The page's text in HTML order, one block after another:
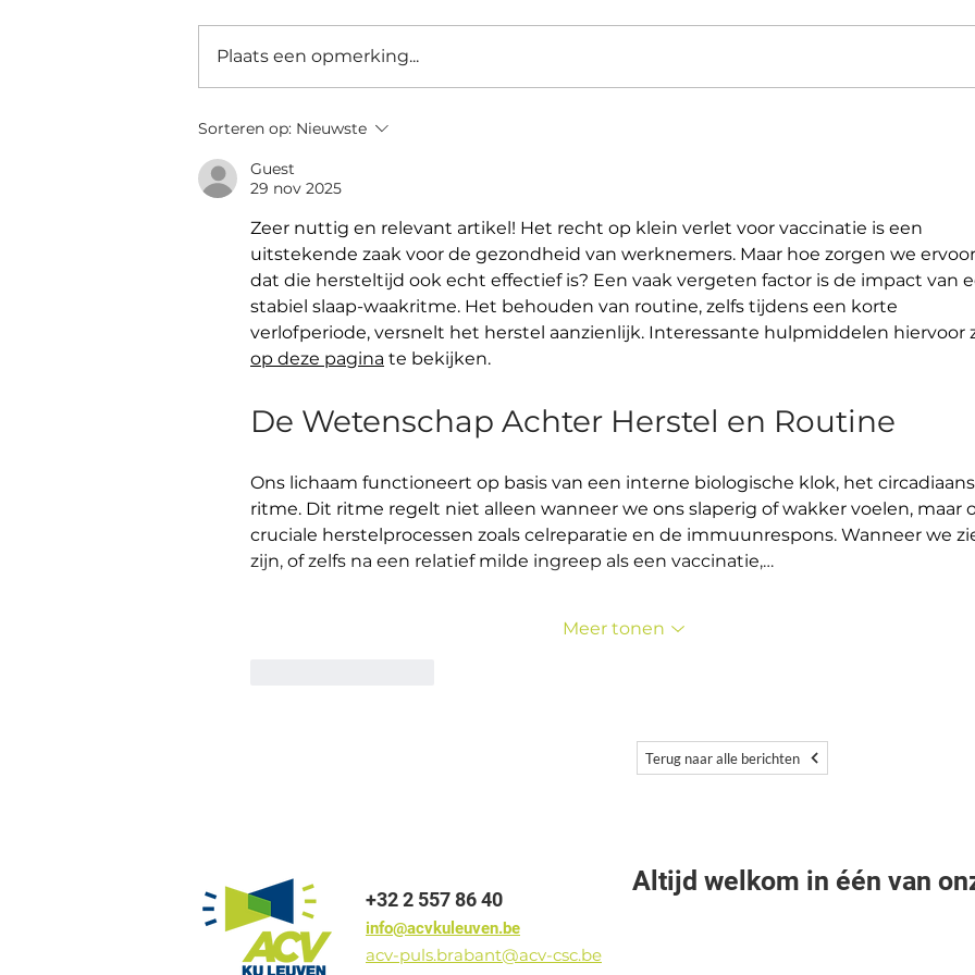
Het grote kandidaat-
Ziek
Plaats een opmerking...
Sorteren op: Nieuwste
Guest
29 nov 2025
Zeer nuttig en relevant artikel! Het recht op klein verlet voor vaccinatie is een
uitstekende zaak voor de gezondheid van werknemers. Maar hoe zorgen we ervoor
dat die hersteltijd ook echt effectief is? Een vaak vergeten factor is de impact van
stabiel slaap-waakritme. Het behouden van routine, zelfs tijdens een korte
verlofperiode, versnelt het herstel aanzienlijk. Interessante hulpmiddelen hiervoor
op deze pagina te bekijken.
De Wetenschap Achter Herstel en Routine
Ons lichaam functioneert op basis van een interne biologische klok, het
ritme. Dit ritme regelt niet alleen wanneer we ons slaperig of wakker voelen, maar
cruciale herstelprocessen zoals celreparatie en de immuunrespons. Wanneer we
zijn, of zelfs na een relatief milde ingreep als een vaccinatie,…
Meer tonen
Terug naar alle berichten
+32 2 557 86 40
info@acvkuleuven.be
acv-puls.brabant@acv-csc.be
Altijd welkom in één van